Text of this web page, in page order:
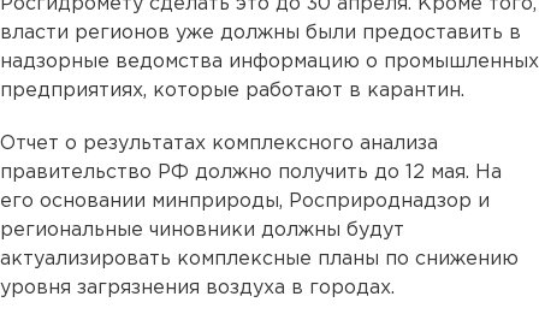
Росгидромету сделать это до 30 апреля. Кроме того,
власти регионов уже должны были предоставить в
надзорные ведомства информацию о промышленных
предприятиях, которые работают в карантин.
Отчет о результатах комплексного анализа
правительство РФ должно получить до 12 мая. На
его основании минприроды, Росприроднадзор и
региональные чиновники должны будут
актуализировать комплексные планы по снижению
уровня загрязнения воздуха в городах.